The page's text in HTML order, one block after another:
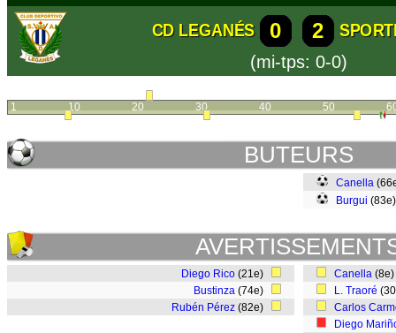
CD LEGANÉS 0 2
(mi-tps: 0-0)
1 10 20 30 40 50
BUTEURS
Canella
Burgui
Diego Rico (21e)
Bustinza (74e)
Rubén Pérez (82e)
Canella
L. Traoré
Carlos
Diego